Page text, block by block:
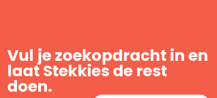
Vul je zoekopdracht in en
laat Stekkies de rest
doen.